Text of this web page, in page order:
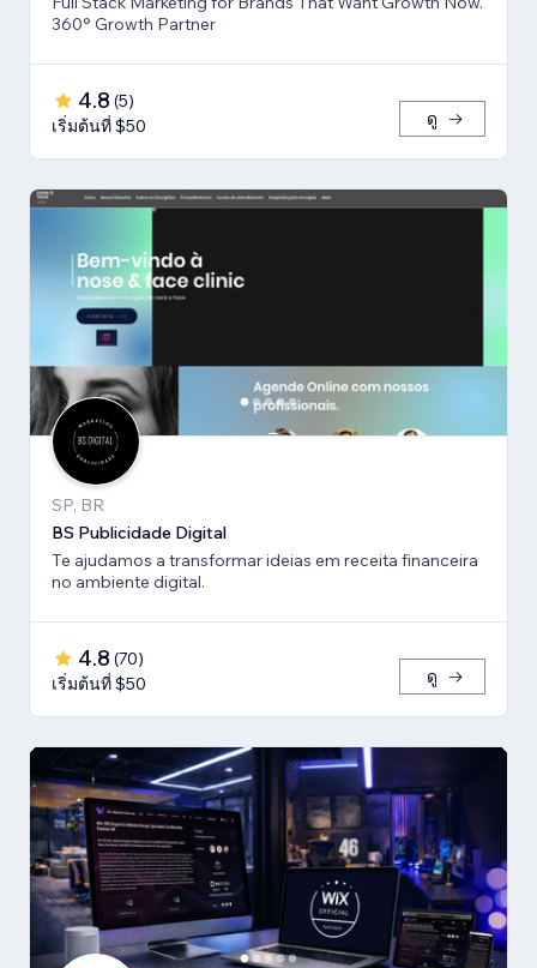
360° Growth Partner
4.8 (5)
เริ่มต้นที่ $50
ดู
SP, BR
BS Publicidade Digital
Te ajudamos a transformar ideias em receita financeira
no ambiente digital.
4.8 (70)
เริ่มต้นที่ $50
ดู